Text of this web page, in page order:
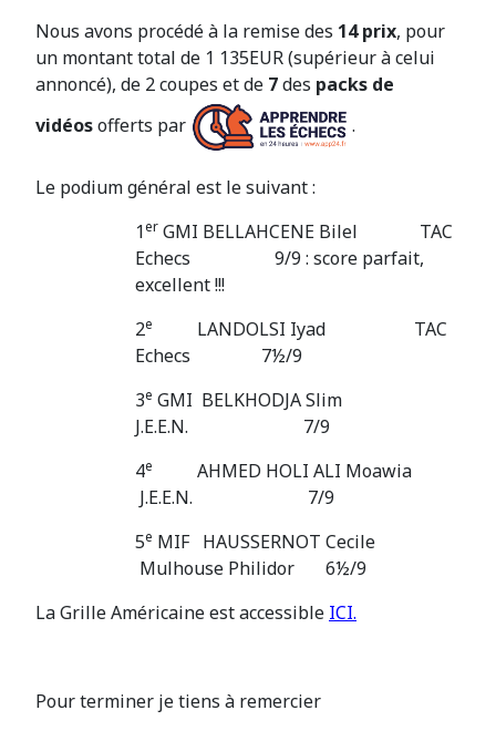
Nous avons procédé à la remise des 14 prix, pour
un montant total de 1 135EUR (supérieur à celui
annoncé), de 2 coupes et de 7des packs de
vidéosofferts par .
Le podium général est le suivant :
1er GMI BELLAHCENE Bilel TAC
Echecs 9/9 : score parfait,
excellent !!!
2e
LANDOLSI Iyad TAC
Echecs 7½/9
3e GMI BELKHODJA Slim
J.E.E.N. 7/9
4e
AHMED HOLI ALI Moawia
J.E.E.N. 7/9
5e MIF HAUSSERNOT Cecile
Mulhouse Philidor 6½/9
La Grille Américaine est accessible ICI.
Pour terminer je tiens à remercier